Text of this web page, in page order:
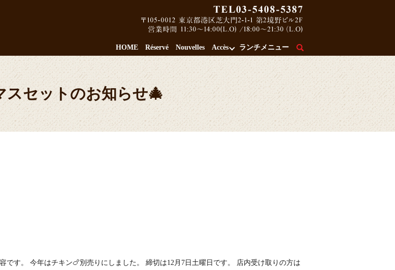
HOME Réservé Nouvelles Accès ランチメニュー
スセットのお知らせ🎄
です。 今年はチキン🍗別売りにしました。 締切は12月7日土曜日です。 店内受け取りの方は